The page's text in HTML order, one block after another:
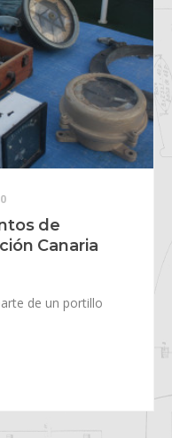
0
de
Canaria
de un portillo